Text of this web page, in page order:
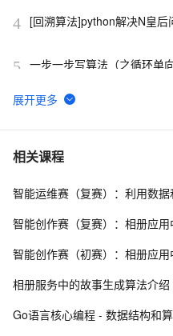
4 [回溯算法]python解决N皇后
5 一步一步写算法（之循环单向
6 【OJ】A*(start)算法c++初步
7 图搜索算法详解
8 什么是AES算法？（整合版
10Console-算法[for,if,break]-五
相关课程
智能创作赛（复赛）：相册应
智能创作赛（初赛）：相册应
相册服务中的故事生成算法介绍
Go语言核心编程 - 数据结构和